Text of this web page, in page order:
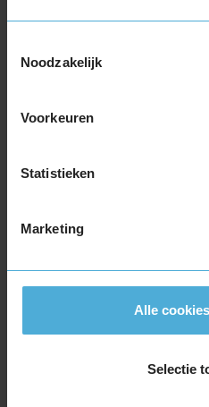
Noodzakelijk
Voorkeuren
Statistieken
Marketing
Alle
Selectie
Per band